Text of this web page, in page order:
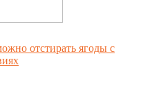
отстирать ягоды с